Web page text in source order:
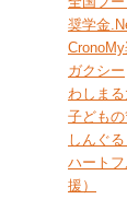
奨学金
ガクシー
わしま
子ども
しんぐ
ハート
援）